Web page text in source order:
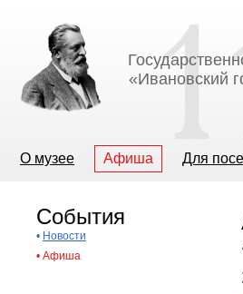
«Ивановский
О музее Афиша Для
События
• Новости
• Афиша